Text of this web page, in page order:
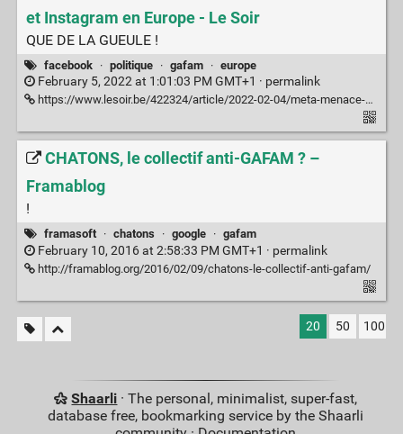
et Instagram en Europe - Le Soir
QUE DE LA GUEULE !
facebook · politique · gafam · europe
February 5, 2022 at 1:01:03 PM GMT+1 · permalink
https://www.lesoir.be/422324/article/2022-02-04/meta-menace-de-ne-plus-proposer-facebook-et-instagram-en-europe
CHATONS, le collectif anti-GAFAM ? –
Framablog
!
framasoft · chatons · google · gafam
February 10, 2016 at 2:58:33 PM GMT+1 · permalink
http://framablog.org/2016/02/09/chatons-le-collectif-anti-gafam/
20 50 100
Shaarli · The personal, minimalist, super-fast,
database free, bookmarking service by the Shaarli